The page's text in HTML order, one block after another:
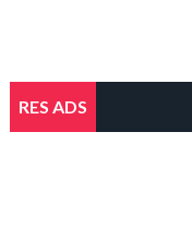
RES ADS